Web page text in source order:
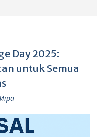
Day 2025:
untuk Semua